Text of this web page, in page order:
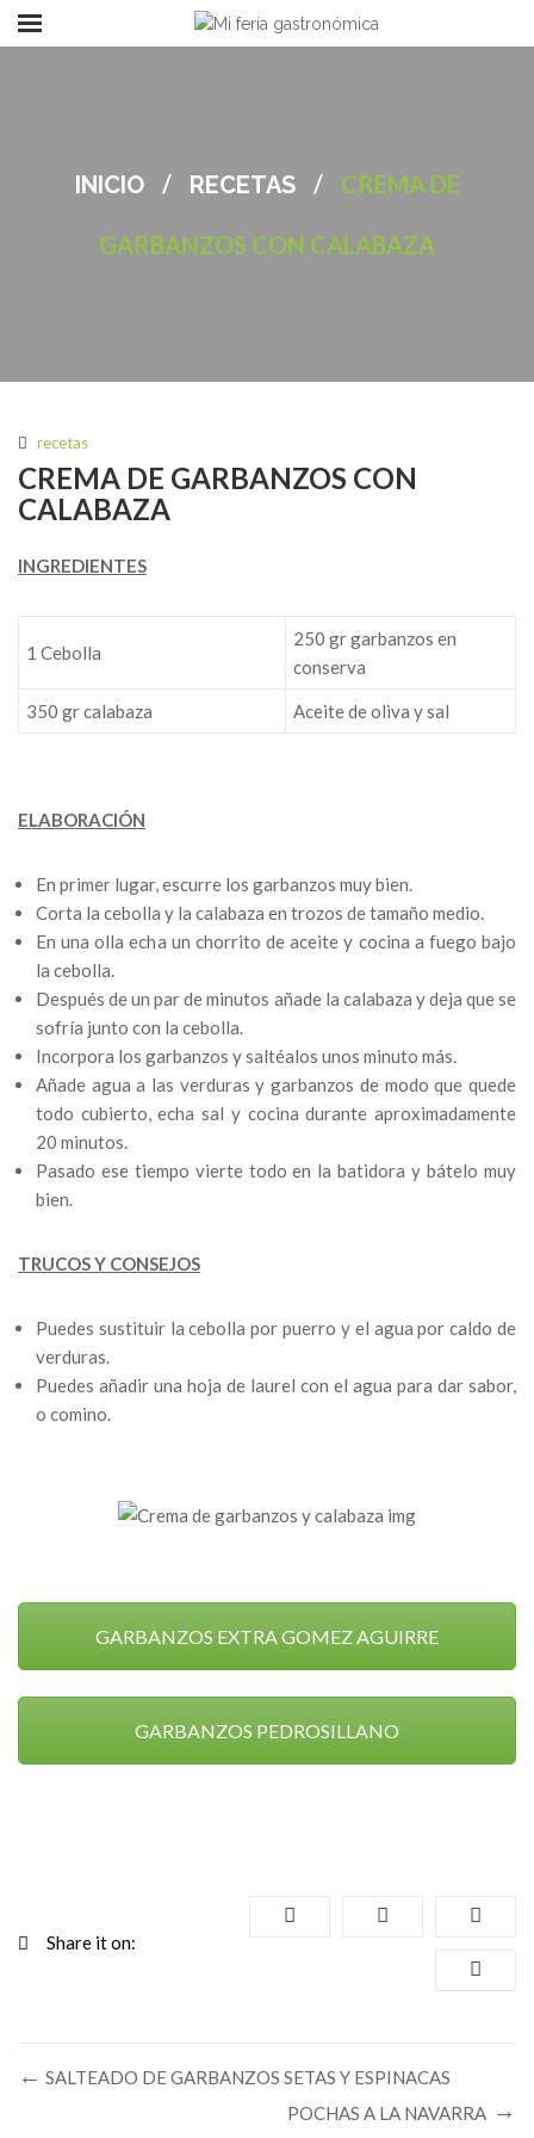
INICIO / RECETAS / CREMA DE
GARBANZOS CON CALABAZA
recetas
CREMA DE GARBANZOS CON
CALABAZA
INGREDIENTES
1 Cebolla
250 gr garbanzos en
conserva
350 gr calabaza Aceite de oliva y sal
ELABORACIÓN
En primer lugar, escurre los garbanzos muy bien.
Corta la cebolla y la calabaza en trozos de tamaño medio.
En una olla echa un chorrito de aceite y cocina a fuego bajo
la cebolla.
Después de un par de minutos añade la calabaza y deja que se
sofría junto con la cebolla.
Incorpora los garbanzos y saltéalos unos minuto más.
Añade agua a las verduras y garbanzos de modo que quede
todo cubierto, echa sal y cocina durante aproximadamente
20 minutos.
Pasado ese tiempo vierte todo en la batidora y bátelo muy
bien.
TRUCOS Y CONSEJOS
Puedes sustituir la cebolla por puerro y el agua por caldo de
verduras.
Puedes añadir una hoja de laurel con el agua para dar sabor,
o comino.
GARBANZOS EXTRA GOMEZ AGUIRRE
GARBANZOS PEDROSILLANO
Share it on:
SALTEADO DE GARBANZOS SETAS Y ESPINACAS
POCHAS A LA NAVARRA